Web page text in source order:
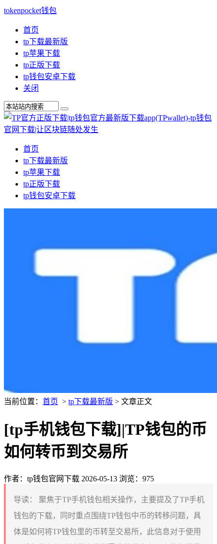
tokenpocket钱包
首页
tp下载最新版
tp苹果下载
tp正版下载
tp钱包安卓下载
关闭
首页
tp下载最新版
tp苹果下载
tp正版下载
tp钱包安卓下载
当前位置： 首页 > tp下载最新版 > 文章正文
[tp手机钱包下载]|TP钱包的币
如何转币到交易所
作者：tp钱包官网下载 2026-05-13 浏览：975
导读：
聚焦于TP手机钱包相关操作，主要提及了TP手机
钱包的下载，同时重点围绕TP钱包中币的转移问题，具
体是如何将TP钱包里的币转至交易所，此信息对于使用